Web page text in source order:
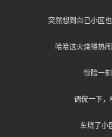
突然想到自己小区
哈哈这火烧得热
惊险一
调侃一下，
车烧了小